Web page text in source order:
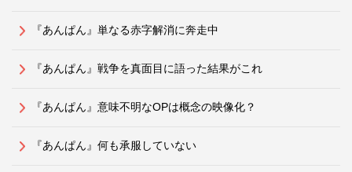
『あんぱん』単なる赤字解消に奔走中
『あんぱん』戦争を真面目に語った結果がこれ
『あんぱん』意味不明なOPは概念の映像化？
『あんぱん』何も承服していない